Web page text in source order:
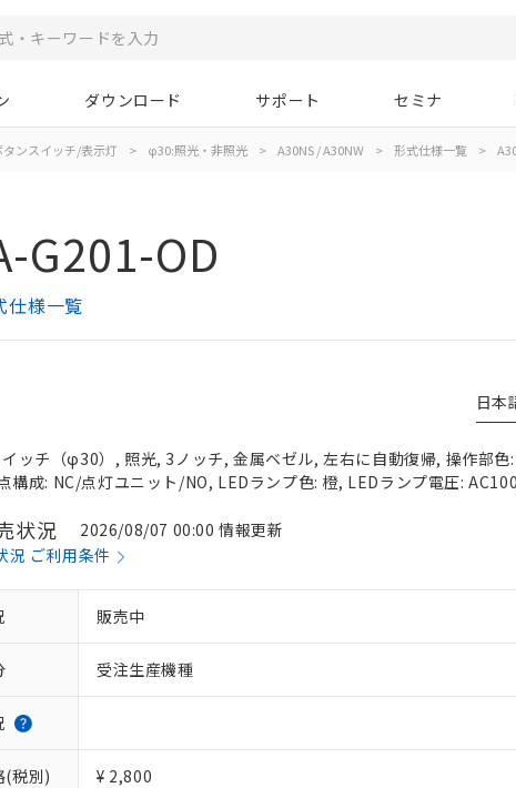
ダウンロード サポート セミナ
タンスイッチ/表示灯 > φ30:照光・非照光 > A30NS / A30NW > 形式仕様一覧 >
G201-OD
仕様一覧
日本
ッチ（φ30）, 照光, 3ノッチ, 金属ベゼル, 左右に自動復帰, 操作部色
構成: NC/点灯ユニット/NO, LEDランプ色: 橙, LEDランプ電圧:
状況
2026/08/07 00:00 情報更新
況 ご利用条件
販売中
受注生産機種
(税別) ¥ 2,800